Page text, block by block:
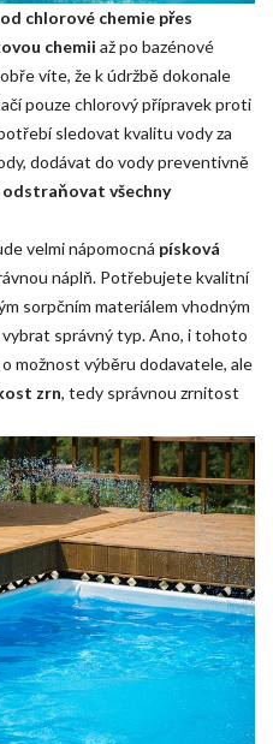
od chlorové chemie přes
chemii až po bazénové
víte, že k údržbě dokonale
pouze chlorový přípravek proti
sledovat kvalitu vody za
dodávat do vody preventivně
odstraňovat všechny
velmi nápomocná písková
náplň. Potřebujete kvalitní
sorpčním materiálem vhodným
správný typ. Ano, i tohoto
možnost výběru dodavatele, ale
zrn, tedy správnou zrnitost